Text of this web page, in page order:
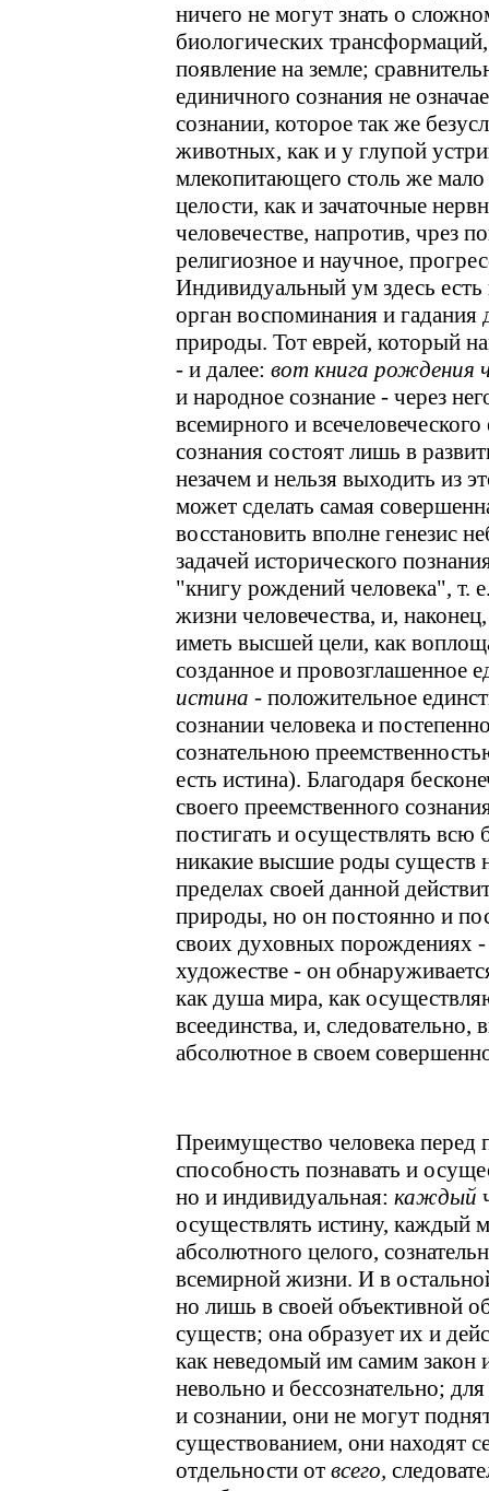
ничего не могут знать о
биологических
появление на земле;
единичного сознания не
сознании, которое так же
животных, как и у глупой
млекопитающего столь же
целости, как и зачаточные
человечестве, напротив, чрез
религиозное и научное,
Индивидуальный ум здесь
орган воспоминания и гадания
природы. Тот еврей, который
- и далее: вот книга рождения
и народное сознание - через
всемирного и
сознания состоят лишь в
незачем и нельзя выходить из
может сделать самая
восстановить вполне генезис
задачей исторического
"книгу рождений человека", т.
жизни человечества, и,
иметь высшей цели, как
созданное и провозглашенное
истина - положительное
сознании человека и
сознательною
есть истина). Благодаря
своего преемственного
постигать и осуществлять
никакие высшие роды
пределах своей данной
природы, но он постоянно и
своих духовных порождениях -
художестве - он
как душа мира, как
всеединства, и,
абсолютное в своем
Преимущество человека
способность познавать и
но и индивидуальная: каждый
осуществлять истину, каждый
абсолютного целого,
всемирной жизни. И в
но лишь в своей объективной
существ; она образует их и
как неведомый им самим
невольно и бессознательно;
и сознании, они не могут
существованием, они находят
отдельности от всего,